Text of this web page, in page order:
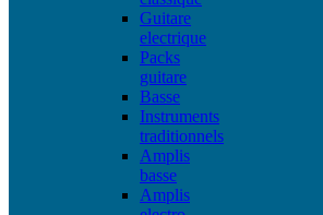
Guitare
electrique
Packs
guitare
Basse
Instruments
traditionnels
Amplis
basse
Amplis